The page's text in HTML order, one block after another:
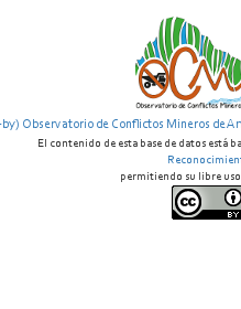
by) Observatorio de Conflictos Mineros de
El contenido de esta base de datos está
permitiendo su libre